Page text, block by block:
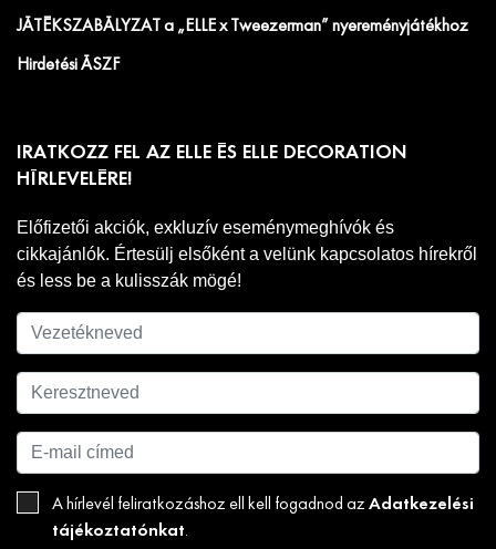
JÁTÉKSZABÁLYZAT a „ELLE x Tweezerman” nyereményjátékhoz
Hirdetési ÁSZF
IRATKOZZ FEL AZ ELLE ÉS ELLE DECORATION
HÍRLEVELÉRE!
Előfizetői akciók, exkluzív eseménymeghívók és
cikkajánlók. Értesülj elsőként a velünk kapcsolatos hírekről
és less be a kulisszák mögé!
A hírlevél feliratkozáshoz ell kell fogadnod az Adatkezelési
tájékoztatónkat.